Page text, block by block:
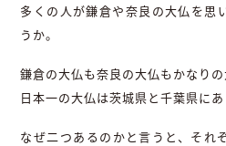
多くの人が鎌倉や奈良の大仏を思
うか。
鎌倉の大仏も奈良の大仏もかなりの
日本一の大仏は茨城県と千葉県にあ
なぜ二つあるのかと言うと、それ